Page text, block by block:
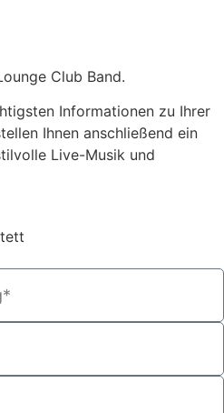
Club Band.
Informationen zu Ihrer
Ihnen anschließend ein
Live-Musik und